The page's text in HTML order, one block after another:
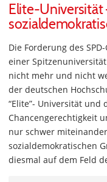
Elite-Universität
Die Forderung des
einer
nicht mehr und nicht
der deutschen
“Elite”- Universität und
Chancengerechtigkeit
nur schwer
sozialdemokratischen
diesmal auf dem Feld